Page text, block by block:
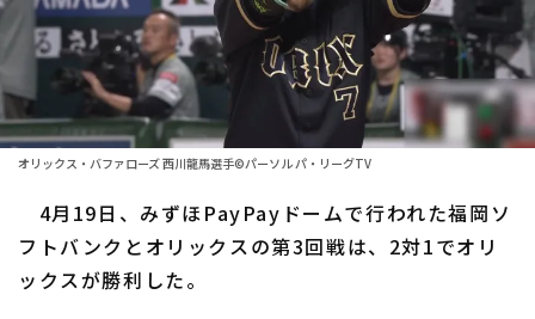
順位表･成績
1軍公式戦
ファーム東地区
ファーム西地区
交流戦
選手名鑑
選手名鑑トップ
北海道日本ハムファイターズ
東北楽天ゴールデンイーグルス
ニュース
オリックス・バファローズ 西川龍馬選手©パーソル パ・リーグTV
4月19日、みずほPayPayドームで行われた福岡ソ
フトバンクとオリックスの第3回戦は、2対1でオリ
ックスが勝利した。